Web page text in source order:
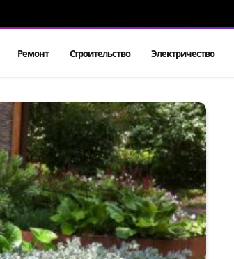
Ремонт Строительство Электричество